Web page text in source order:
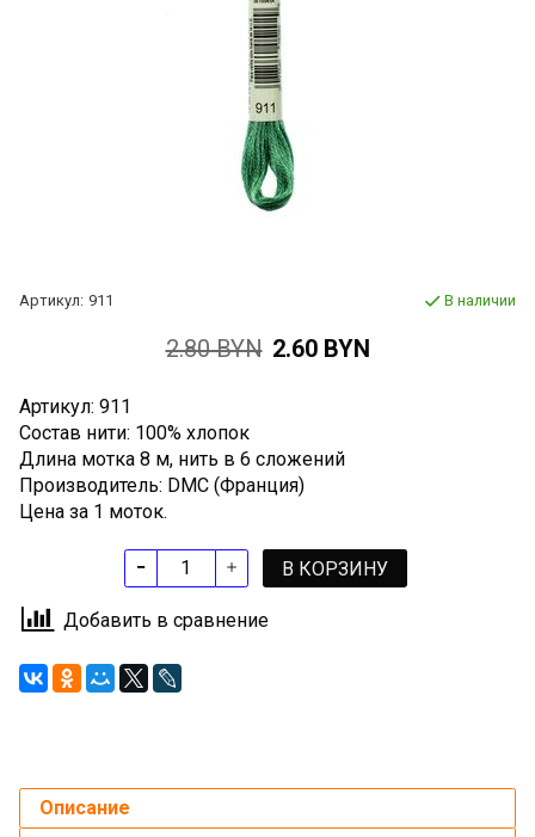
Артикул: 911 В наличии
2.80 BYN 2.60 BYN
Артикул: 911
Состав нити: 100% хлопок
Длина мотка 8 м, нить в 6 сложений
Производитель: DMC (Франция)
Цена за 1 моток.
В КОРЗИНУ
Добавить в сравнение
Описание